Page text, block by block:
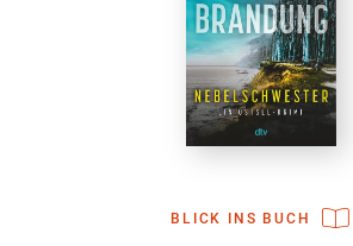
BLICK INS BUCH